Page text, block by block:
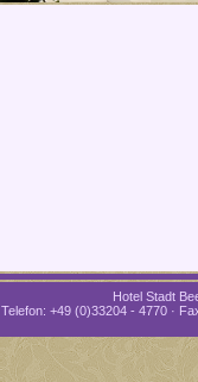
Hotel Stadt
Telefon: +49 (0)33204 - 4770 ·